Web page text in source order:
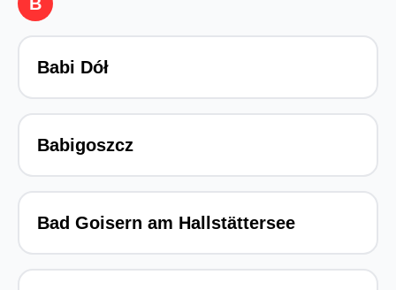
Babi Dół
Babigoszcz
Bad Goisern am Hallstättersee